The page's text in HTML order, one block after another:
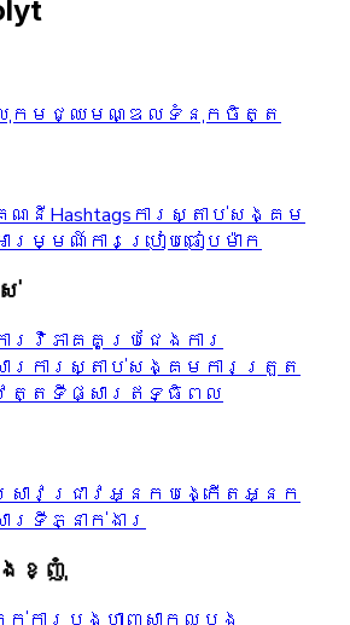
ក មជ្ឈមណ្ឌលទំនុកចិត្ត
ណនី Hashtags ការស្តាប់សង្គម
ារម្មណ៍ ការប្រៀបធៀបម៉ាក
ារវិភាគគូប្រជែង ការ
រ ការស្តាប់សង្គម ការត្រួត
ត្ត ទីផ្សារឥទ្ធិពល
ាវជ្រាវ អ្នកបង្កើត អ្នក
រ ទីភ្នាក់ងារ
ងខ្ញុំ